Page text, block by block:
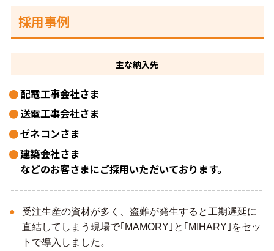
採用事例
主な納入先
配電工事会社さま
送電工事会社さま
ゼネコンさま
建築会社さま
などのお客さまにご採用いただいております。
受注生産の資材が多く、盗難が発生すると工期遅延に
直結してしまう現場で｢MAMORY｣と｢MIHARY｣をセッ
トで導入しました。